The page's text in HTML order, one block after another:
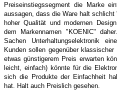
Preiseinstiegssegment die Marke
aussagen, dass die Ware halt
hoher Qualität und modernen
dem Markennamen "KOENIC"
Sachen Unterhaltungselektronik
Kunden sollen gegenüber
etwas günstigerem Preis erwarten
leicht, einfach) könnte für die
sich die Produkte der Einfachheit
hat. Halt auch Preislich gesehen.